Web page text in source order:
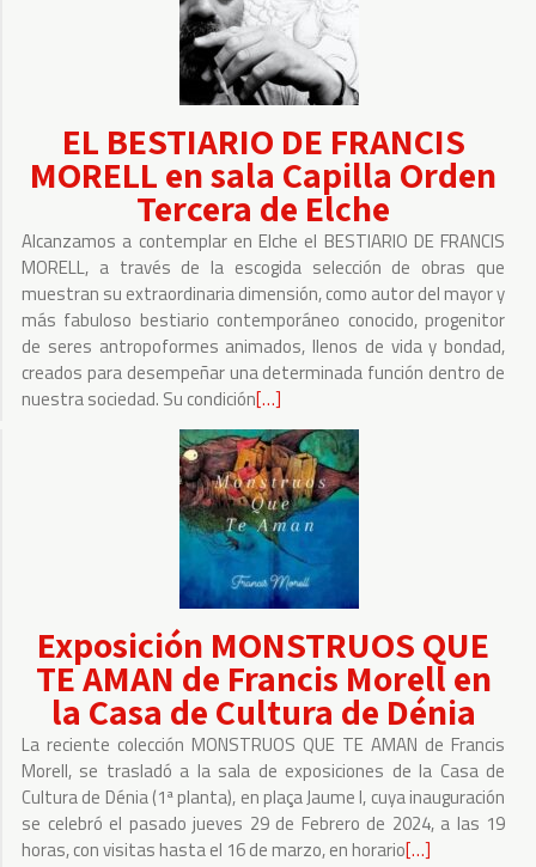
PECADOS
DE
FRANCIS
MORELL
en
El
Verger
(Alicante)
EL BESTIARIO DE FRANCIS
MORELL en sala Capilla Orden
Tercera de Elche
Alcanzamos a contemplar en Elche el BESTIARIO DE FRANCIS
MORELL, a través de la escogida selección de obras que
muestran su extraordinaria dimensión, como autor del mayor y
más fabuloso bestiario contemporáneo conocido, progenitor
de seres antropoformes animados, llenos de vida y bondad,
creados para desempeñar una determinada función dentro de
nuestra sociedad. Su condiciónLeer
más
sobre
EL
BESTIARIO
DE
FRANCIS
MORELL
en
sala
Capilla
Orden
Tercera
de
Elche
[…]
Exposición MONSTRUOS QUE
TE AMAN de Francis Morell en
la Casa de Cultura de Dénia
La reciente colección MONSTRUOS QUE TE AMAN de Francis
Morell, se trasladó a la sala de exposiciones de la Casa de
Cultura de Dénia (1ª planta), en plaça Jaume I, cuya inauguración
se celebró el pasado jueves 29 de Febrero de 2024, a las 19
horas, con visitas hasta el 16 de marzo, en horarioLeer
[…]